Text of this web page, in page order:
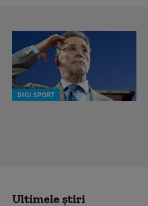
DIGI SPORT
Ultimele știri